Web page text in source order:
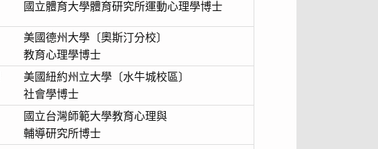
國立體育大學體育研究所運動心理學博士
美國德州大學〔奧斯汀分校〕
教育心理學博士
美國紐約州立大學〔水牛城校區〕
社會學博士
國立台灣師範大學教育心理與
輔導研究所博士